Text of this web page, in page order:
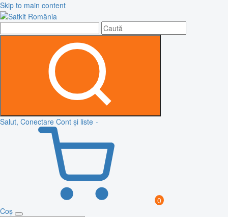
Skip to main content
Salut, Conectare Cont și liste
0
Coș